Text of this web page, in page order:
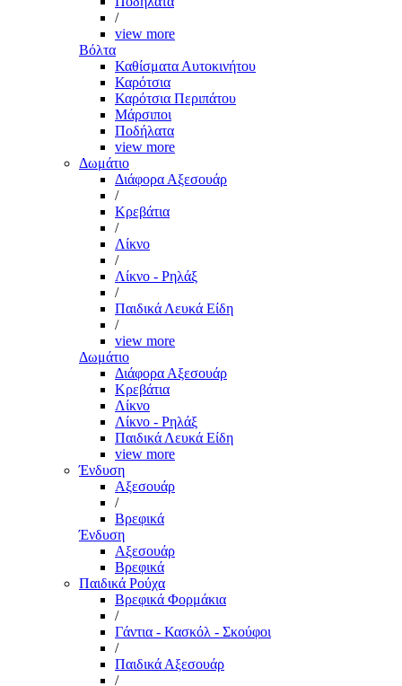
/
view more
Βόλτα
Καθίσματα Αυτοκινήτου
Καρότσια
Καρότσια Περιπάτου
Μάρσιποι
Ποδήλατα
view more
Δωμάτιο
Διάφορα Αξεσουάρ
/
Κρεβάτια
/
Λίκνο
/
Λίκνο - Ρηλάξ
/
Παιδικά Λευκά Είδη
/
view more
Δωμάτιο
Διάφορα Αξεσουάρ
Κρεβάτια
Λίκνο
Λίκνο - Ρηλάξ
Παιδικά Λευκά Είδη
view more
Ένδυση
Αξεσουάρ
/
Βρεφικά
Ένδυση
Αξεσουάρ
Βρεφικά
Παιδικά Ρούχα
Βρεφικά Φορμάκια
/
Γάντια - Κασκόλ - Σκούφοι
/
Παιδικά Αξεσουάρ
/